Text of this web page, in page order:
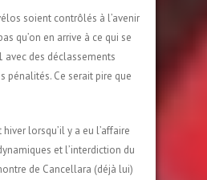
soient contrôlés à l’avenir
qu’on en arrive à ce qui se
avec des déclassements
pénalités. Ce serait pire que
hiver lorsqu’il y a eu l’affaire
et l’interdiction du
de Cancellara (déjà lui)